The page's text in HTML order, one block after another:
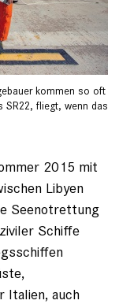
kommen so oft
SR22, fliegt, wenn das
2015 mit
­Libyen
Seenotrettung
Schiffe
Italien, auch